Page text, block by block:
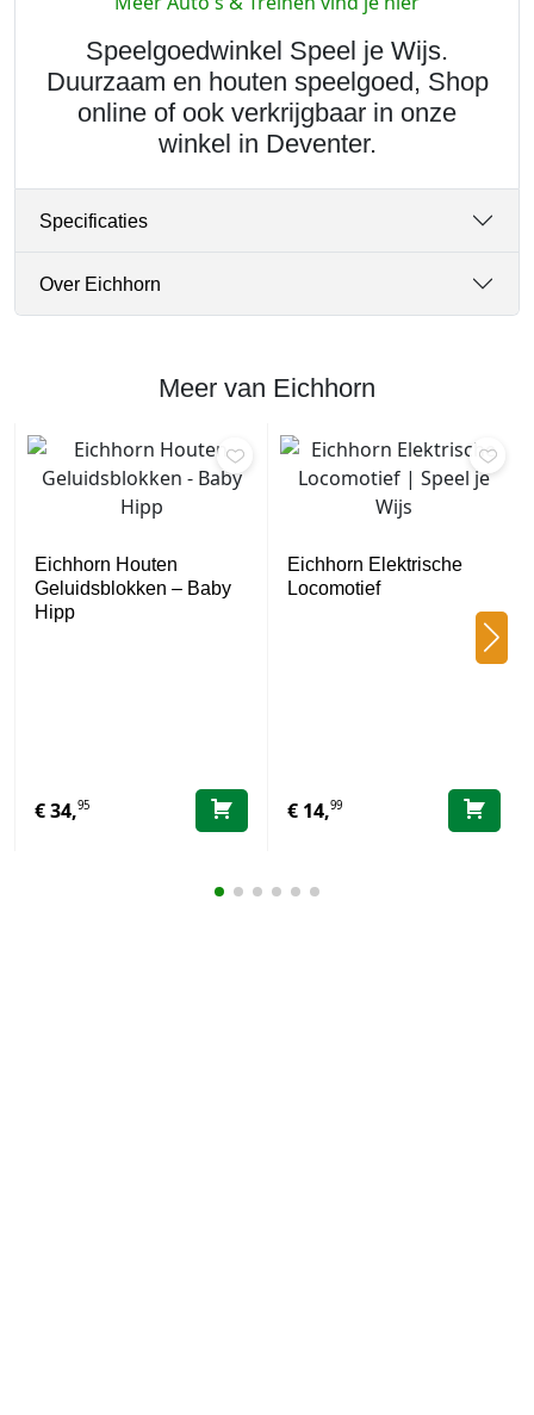
Speelgoedwinkel Speel je Wijs.
Duurzaam en houten speelgoed, Shop
online of ook verkrijgbaar in onze
winkel in Deventer.
Specificaties
Over Eichhorn
Meer van Eichhorn
Eichhorn Houten
Geluidsblokken – Baby
Hipp
€34,95
Eichhorn Elektrische
Locomotief
€ 14,99